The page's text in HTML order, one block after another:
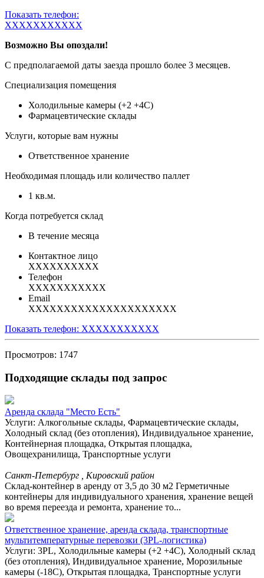
Показать телефон:
XXXXXXXXXXX
Возможно Вы опоздали!
С предполагаемой даты заезда прошло более 3 месяцев.
Специализация помещения
Холодильные камеры (+2 +4С)
Фармацевтические склады
Услуги, которые вам нужны
Ответственное хранение
Необходимая площадь или количество паллет
1 кв.м.
Когда потребуется склад
В течение месяца
Контактное лицо
XXXXXXXXXX
Телефон
XXXXXXXXXXX
Email
XXXXXXXXXXXXXXXXXXXXX
Показать телефон: XXXXXXXXXXX
Просмотров: 1747
Подходящие склады под запрос
Аренда склада "Место Есть"
Услуги: Алкогольные склады, Фармацевтические склады,
Холодный склад (без отопления), Индивидуальное хранение,
Контейнерная площадка, Открытая площадка,
Овощехранилища, Транспортные услуги
Санкт-Петербург , Кировский район
Склад-контейнер в аренду от 3,5 до 30 м2 Герметичные
контейнеры для индивидуального хранения, хранение вещей
во время переезда и ремонта, хранение то...
Ответственное хранение, аренда склада, транспортные
мультитемпературные перевозки (3PL-логистика)
Услуги: 3PL, Холодильные камеры (+2 +4С), Холодный склад
(без отопления), Индивидуальное хранение, Морозильные
камеры (-18С), Открытая площадка, Транспортные услуги